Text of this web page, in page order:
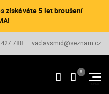
získáváte 5 let broušení
788 vaclavsmid@seznam.cz